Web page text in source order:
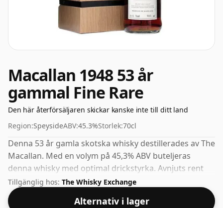
Macallan 1948 53 år
gammal Fine Rare
Den här återförsäljaren skickar kanske inte till ditt land
Region:SpeysideABV:45.3%Storlek:70cl
Denna 53 år gamla skotska whisky destillerades av The
Macallan. Med en volym på 45,3% ABV buteljeras
denna whisky med optimal drickstyrka. Avnjuts rent
eller med en droppe vatten.
Tillgänglig hos: The Whisky Exchange
Alternativ i lager